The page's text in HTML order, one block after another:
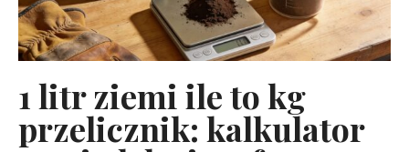
1 litr ziemi ile to kg
przelicznik: kalkulator